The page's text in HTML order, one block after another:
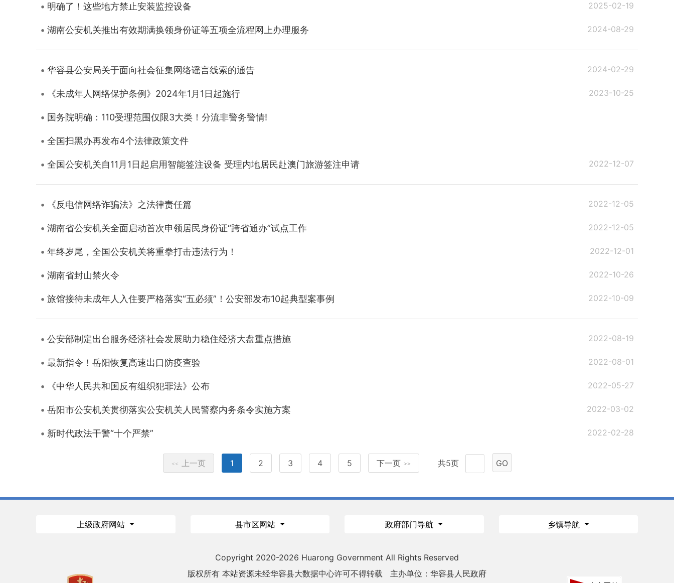
明确了！这些地方禁止安装监控设备 2025-02-19
湖南公安机关推出有效期满换领身份证等五项全流程网上办理服务 2024-08-29
华容县公安局关于面向社会征集网络谣言线索的通告 2024-02-29
《未成年人网络保护条例》2024年1月1日起施行 2023-10-25
国务院明确：110受理范围仅限3大类！分流非警务警情!
全国扫黑办再发布4个法律政策文件
全国公安机关自11月1日起启用智能签注设备 受理内地居民赴澳门旅游签注申请 2022-12-07
《反电信网络诈骗法》之法律责任篇 2022-12-05
湖南省公安机关全面启动首次申领居民身份证“跨省通办”试点工作 2022-12-05
年终岁尾，全国公安机关将重拳打击违法行为！ 2022-12-01
湖南省封山禁火令 2022-10-26
旅馆接待未成年人入住要严格落实“五必须”！公安部发布10起典型案事例 2022-10-09
公安部制定出台服务经济社会发展助力稳住经济大盘重点措施 2022-08-19
最新指令！岳阳恢复高速出口防疫查验 2022-08-01
《中华人民共和国反有组织犯罪法》公布 2022-05-27
岳阳市公安机关贯彻落实公安机关人民警察内务条令实施方案 2022-03-02
新时代政法干警“十个严禁” 2022-02-28
<< 上一页 1 2 3 4 5 下一页 >> 共5页 GO
上级政府网站 县市区网站 政府部门导航 乡镇导航
Copyright 2020-2026 Huarong Government All Rights Reserved
版权所有 本站资源未经华容县大数据中心许可不得转载
主办单位：华容县人民政府